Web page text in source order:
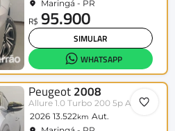
Maringá - PR
R$ 95.900
SIMULAR
WHATSAPP
Peugeot 2008
Allure 1.0 Turbo 200 5p Aut.
2026 13.522km Aut.